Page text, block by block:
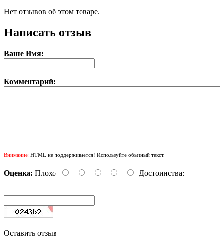
Нет отзывов об этом товаре.
Написать отзыв
Ваше Имя:
Комментарий:
Внимание: HTML не поддерживается! Используйте обычный текст.
Оценка: Плохо Достоинства:
Оставить отзыв